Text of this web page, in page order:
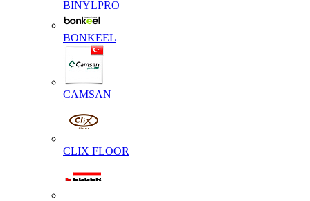
BINYLPRO
BONKEEL
CAMSAN
CLIX FLOOR